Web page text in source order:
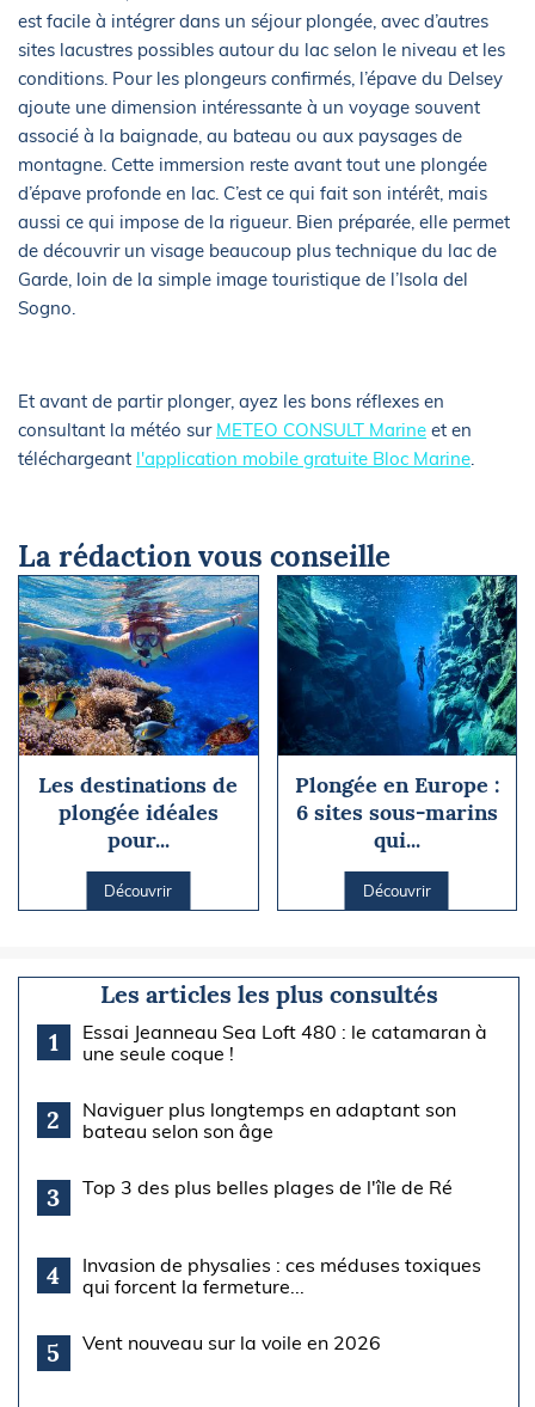
est facile à intégrer dans un séjour plongée, avec d’autres
sites lacustres possibles autour du lac selon le niveau et les
conditions. Pour les plongeurs confirmés, l’épave du Delsey
ajoute une dimension intéressante à un voyage souvent
associé à la baignade, au bateau ou aux paysages de
montagne. Cette immersion reste avant tout une plongée
d’épave profonde en lac. C’est ce qui fait son intérêt, mais
aussi ce qui impose de la rigueur. Bien préparée, elle permet
de découvrir un visage beaucoup plus technique du lac de
Garde, loin de la simple image touristique de l’Isola del
Sogno.
Et avant de partir plonger, ayez les bons réflexes en
consultant la météo sur METEO CONSULT Marine et en
téléchargeant l'application mobile gratuite Bloc Marine.
La rédaction vous conseille
Les destinations de
plongée idéales
pour...
Découvrir
Plongée en Europe :
6 sites sous-marins
qui...
Découvrir
Les articles les plus consultés
1
Essai Jeanneau Sea Loft 480 : le catamaran à
une seule coque !
2
Naviguer plus longtemps en adaptant son
bateau selon son âge
3 Top 3 des plus belles plages de l'île de Ré
4
Invasion de physalies : ces méduses toxiques
qui forcent la fermeture...
5 Vent nouveau sur la voile en 2026